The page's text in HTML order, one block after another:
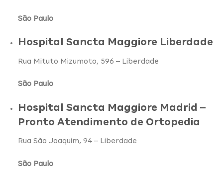
São Paulo
Hospital Sancta Maggiore Liberdade
Rua Mituto Mizumoto, 596 – Liberdade
São Paulo
Hospital Sancta Maggiore Madrid –
Pronto Atendimento de Ortopedia
Rua São Joaquim, 94 – Liberdade
São Paulo